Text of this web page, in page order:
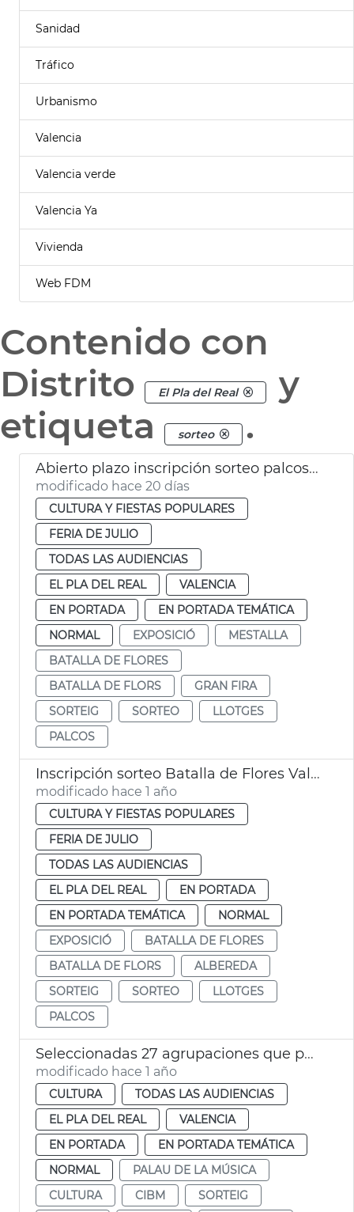
Sanidad
Tráfico
Urbanismo
Valencia
Valencia verde
Valencia Ya
Vivienda
Web FDM
Contenido con
Distrito
El Pla del Real
y
etiqueta
sorteo .
Abierto plazo inscripción sorteo palcos Batalla de Flores València
modificado hace 20 días
CULTURA Y FIESTAS POPULARES
FERIA DE JULIO
TODAS LAS AUDIENCIAS
EL PLA DEL REAL
VALENCIA
EN PORTADA
EN PORTADA TEMÁTICA
NORMAL
EXPOSICIÓ
MESTALLA
BATALLA DE FLORES
BATALLA DE FLORS
GRAN FIRA
SORTEIG
SORTEO
LLOTGES
PALCOS
Inscripción sorteo Batalla de Flores València
modificado hace 1 año
CULTURA Y FIESTAS POPULARES
FERIA DE JULIO
TODAS LAS AUDIENCIAS
EL PLA DEL REAL
EN PORTADA
EN PORTADA TEMÁTICA
NORMAL
EXPOSICIÓ
BATALLA DE FLORES
BATALLA DE FLORS
ALBEREDA
SORTEIG
SORTEO
LLOTGES
PALCOS
Seleccionadas 27 agrupaciones que participarán en la 137 edició del CIBM
modificado hace 1 año
CULTURA
TODAS LAS AUDIENCIAS
EL PLA DEL REAL
VALENCIA
EN PORTADA
EN PORTADA TEMÁTICA
NORMAL
PALAU DE LA MÚSICA
CULTURA
CIBM
SORTEIG